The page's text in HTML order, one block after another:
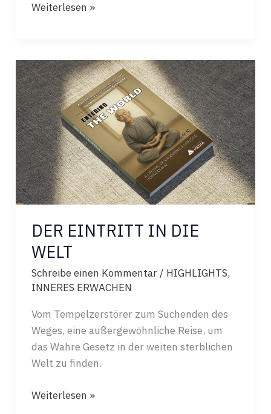
VOR
Weiterlesen »
DER EINTRITT IN DIE
WELT
Schreibe einen Kommentar / HIGHLIGHTS,
INNERES ERWACHEN
Vom Tempelzerstörer zum Suchenden des
Weges, eine außergewöhnliche Reise, um
das Wahre Gesetz in der weiten sterblichen
Welt zu finden.
DER
Weiterlesen »